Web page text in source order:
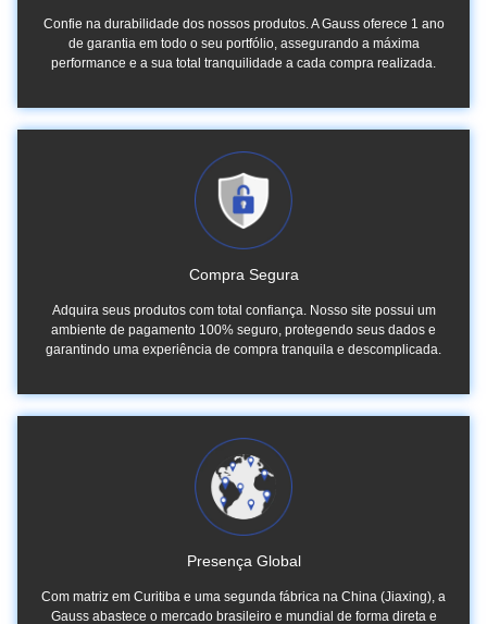
Confie na durabilidade dos nossos produtos. A Gauss oferece 1 ano
de garantia em todo o seu portfólio, assegurando a máxima
performance e a sua total tranquilidade a cada compra realizada.
Compra Segura
Adquira seus produtos com total confiança. Nosso site possui um
ambiente de pagamento 100% seguro, protegendo seus dados e
garantindo uma experiência de compra tranquila e descomplicada.
Presença Global
Com matriz em Curitiba e uma segunda fábrica na China (Jiaxing), a
Gauss abastece o mercado brasileiro e mundial de forma direta e